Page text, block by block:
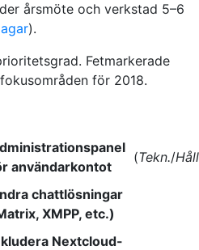
årsmöte och verkstad 5–6
).
Fetmarkerade
för 2018.
användarkontot
(Tekn./
chattlösningar
XMPP, etc.)
Nextcloud-